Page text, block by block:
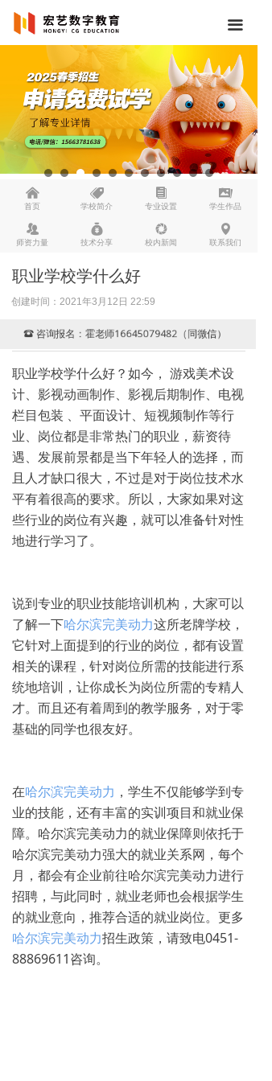
낀
首页
뀄
学校简介
뀴
专业设置
끡
学生作品
뀡
师资力量
낐
技术分享
넆
校内新闻
넹
联系我们
끀
职业学校学什么好
创建时间： 2021年3月12日 22:59
职业学校学什么好？如今， 游戏美术设
计、影视动画制作、影视后期制作、电视
栏目包装 、平面设计、短视频制作等行
业、岗位都是非常热门的职业，薪资待
遇、发展前景都是当下年轻人的选择，而
且人才缺口很大，不过是对于岗位技术水
平有着很高的要求。所以，大家如果对这
些行业的岗位有兴趣，就可以准备针对性
地进行学习了。
说到专业的职业技能培训机构，大家可以
了解一下哈尔滨完美动力这所老牌学校，
它针对上面提到的行业的岗位，都有设置
相关的课程，针对岗位所需的技能进行系
统地培训，让你成长为岗位所需的专精人
才。而且还有着周到的教学服务，对于零
基础的同学也很友好。
在哈尔滨完美动力 ，学生不仅能够学到专
业的技能，还有丰富的实训项目和就业保
障。哈尔滨完美动力的就业保障则依托于
哈尔滨完美动力强大的就业关系网，每个
月，都会有企业前往哈尔滨完美动力进行
招聘，与此同时，就业老师也会根据学生
的就业意向，推荐合适的就业岗位。更多
哈尔滨完美动力招生政策，请致电0451-
88869611咨询。
뀰 咨询报名：霍老师16645079482（同微信）